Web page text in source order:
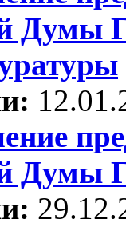
Думы
Думы